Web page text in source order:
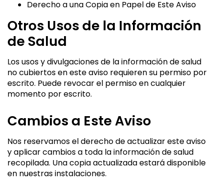
Derecho a una Copia en Papel de Este Aviso
Otros Usos de la Información
de Salud
Los usos y divulgaciones de la información de salud
no cubiertos en este aviso requieren su permiso por
escrito. Puede revocar el permiso en cualquier
momento por escrito.
Cambios a Este Aviso
Nos reservamos el derecho de actualizar este aviso
y aplicar cambios a toda la información de salud
recopilada. Una copia actualizada estará disponible
en nuestras instalaciones.